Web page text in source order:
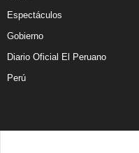
Espectáculos
Gobierno
Diario Oficial El Peruano
Perú